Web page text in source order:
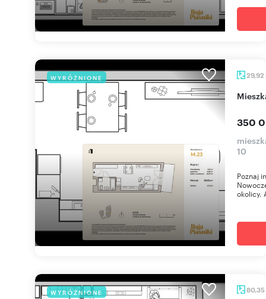
WYRÓŻNIONE 29,92
350
10
Poznaj
okolicy.
WYRÓŻNIONE 80,35